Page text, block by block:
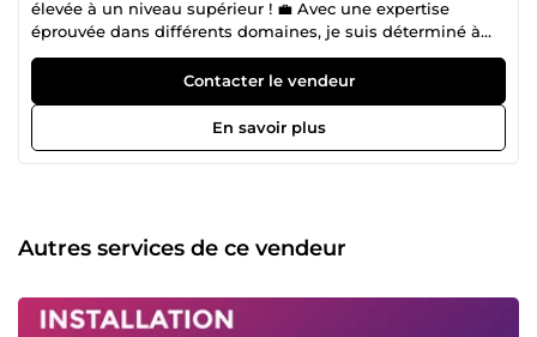
élevée à un niveau supérieur ! 💼 Avec une expertise
éprouvée dans différents domaines, je suis déterminé à
vous aider à surpasser vos concurrents et à dominer votre
marché en ligne. Des boutiques en ligne élégantes et
convaincantes, des sites web réactifs et optimisés, des
stratégies de référencement intelligemment conçues et
des campagnes de réseaux sociaux percutantes - voilà les
et des attentes de votre audience cible. Chaque étape de
notre collaboration est guidée par des analyses pointues et
En choisissant mes services, vous optez pour une réelle
valeur ajoutée et des résultats concrets qui se traduiront
Contacter le vendeur
En savoir plus
Autres services de ce vendeur